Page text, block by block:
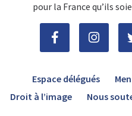
pour la France qu’ils
Espace délégués
Droit à l’image
Nous